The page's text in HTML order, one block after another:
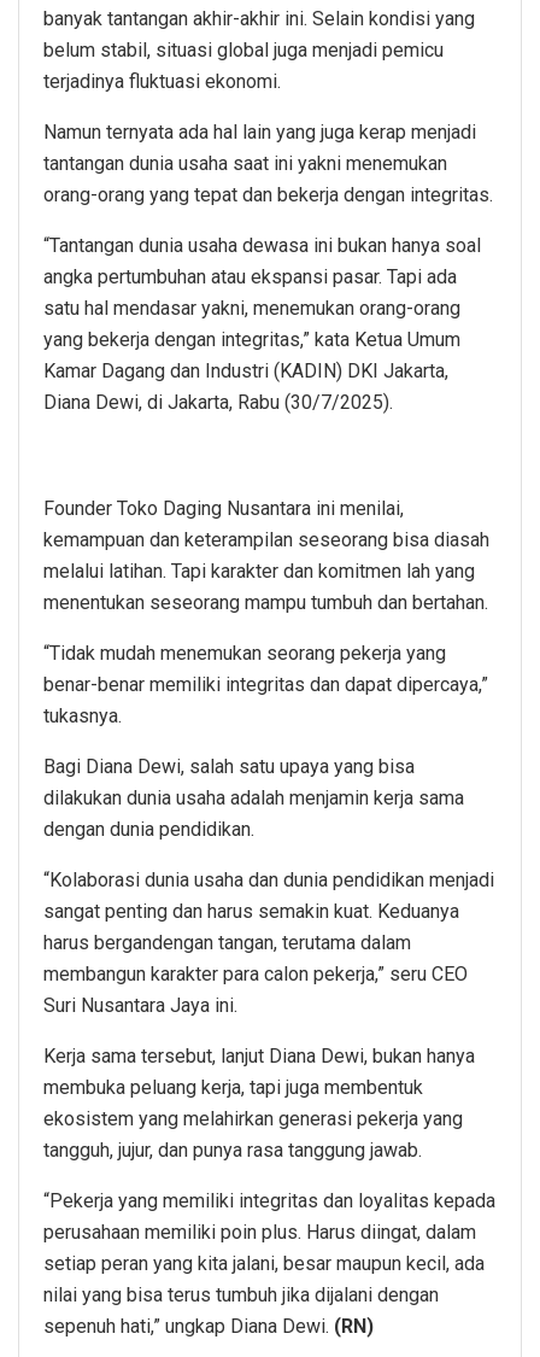
banyak tantangan akhir-akhir ini. Selain kondisi yang
belum stabil, situasi global juga menjadi pemicu
terjadinya fluktuasi ekonomi.
Namun ternyata ada hal lain yang juga kerap menjadi
tantangan dunia usaha saat ini yakni menemukan
orang-orang yang tepat dan bekerja dengan integritas.
“Tantangan dunia usaha dewasa ini bukan hanya soal
angka pertumbuhan atau ekspansi pasar. Tapi ada
satu hal mendasar yakni, menemukan orang-orang
yang bekerja dengan integritas,” kata Ketua Umum
Kamar Dagang dan Industri (KADIN) DKI Jakarta,
Diana Dewi, di Jakarta, Rabu (30/7/2025).
Founder Toko Daging Nusantara ini menilai,
kemampuan dan keterampilan seseorang bisa diasah
melalui latihan. Tapi karakter dan komitmen lah yang
menentukan seseorang mampu tumbuh dan bertahan.
“Tidak mudah menemukan seorang pekerja yang
benar-benar memiliki integritas dan dapat dipercaya,”
tukasnya.
Bagi Diana Dewi, salah satu upaya yang bisa
dilakukan dunia usaha adalah menjamin kerja sama
dengan dunia pendidikan.
“Kolaborasi dunia usaha dan dunia pendidikan menjadi
sangat penting dan harus semakin kuat. Keduanya
harus bergandengan tangan, terutama dalam
membangun karakter para calon pekerja,” seru CEO
Suri Nusantara Jaya ini.
Kerja sama tersebut, lanjut Diana Dewi, bukan hanya
membuka peluang kerja, tapi juga membentuk
ekosistem yang melahirkan generasi pekerja yang
tangguh, jujur, dan punya rasa tanggung jawab.
“Pekerja yang memiliki integritas dan loyalitas kepada
perusahaan memiliki poin plus. Harus diingat, dalam
setiap peran yang kita jalani, besar maupun kecil, ada
nilai yang bisa terus tumbuh jika dijalani dengan
sepenuh hati,” ungkap Diana Dewi. (RN)